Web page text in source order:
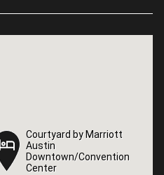
Courtyard by Marriott
Austin
Downtown/Convention
Center
Courtyard by Marriott
Austin
Downtown/Convention
Center